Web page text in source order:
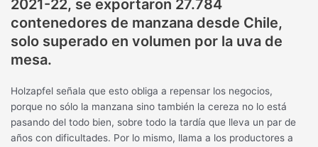
2021-22, se exportaron 27.784
contenedores de manzana desde Chile,
solo superado en volumen por la uva de
mesa.
Holzapfel señala que esto obliga a repensar los negocios,
porque no sólo la manzana sino también la cereza no lo está
pasando del todo bien, sobre todo la tardía que lleva un par de
años con dificultades. Por lo mismo, llama a los productores a